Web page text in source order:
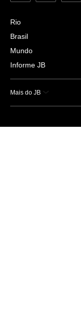
Rio
Brasil
Mundo
Informe JB
Mais do JB
Esportes